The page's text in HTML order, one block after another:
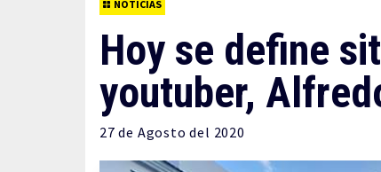
NOTICIAS
Hoy se define
youtuber,
27 de Agosto del 2020